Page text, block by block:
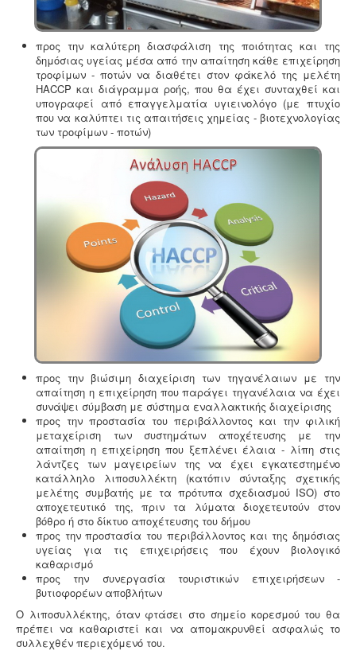
αδειοδοτούνται ως επαγγελματικά εργαστήρια με
προαπαιτούμενη κτηνιατρική άδεια λειτουργίας η
οποία συνοδεύεται από πλήρη μελέτη HACCP,
σύμφωνα με τον ευρωπαϊκό κανονισμό 853/2004.
Νομιμοποίηση γεώτρησης - Όλες οι μεταβιβάσεις
ακινήτων, στα οποία υπάρχει γεώτρηση, εκτελούνται
κατόπιν νομιμοποίησης της γεώτρησης. Για να
προχωρήσει η συμβολαιογραφική πράξη θα πρέπει να
έχει εκδοθεί κωδικός ΕΜΣΥ ενεργού ή ανενεργού
σημείου υδροληψίας
Μελέτη προστασίας δεδομένων πελατών (GDPR)
Στις 25-05-2018 τίθεται σε εφαρμογή ο
ευρωπαϊκός κανονισμός προστασίας δεδομένων
(GDPR), σύμφωνα με τον οποίο όλες οι επιχειρήσεις με
Ευρωπαίους πελάτες (περιλαμβανομένων και των
Ελλήνων) θα πρέπει να μπορούν να αποδείξουν, με την
αναλογούσα μελέτη προστασίας δεδομένων, ότι
συμμορφώνονται με τις νέες απαιτήσεις
Ηλεκτροδότηση αρδευτικών γεωτρήσεων - Για την
ηλεκτροδότηση αγροτικών γεωτρήσεων ή
εγκαταστάσεων και την εφαρμογή χαμηλού αγροτικού
τιμολογίου είναι υποχρεωτική η έκδοση άδειας χρήσης
νερού και του Δελτίου Γεωργοτεχνικών και
Γεωργοοικονομικών Στοιχείων.
προς την καλύτερη διασφάλιση της ποιότητας και της
δημόσιας υγείας μέσα από την απαίτηση κάθε επιχείρηση
τροφίμων - ποτών να διαθέτει στον φάκελό της μελέτη
HACCP και διάγραμμα ροής, που θα έχει συνταχθεί και
υπογραφεί από επαγγελματία υγιεινολόγο (με πτυχίο
που να καλύπτει τις απαιτήσεις χημείας - βιοτεχνολογίας
των τροφίμων - ποτών)
προς την βιώσιμη διαχείριση των τηγανέλαιων με την
απαίτηση η επιχείρηση που παράγει τηγανέλαια να έχει
συνάψει σύμβαση με σύστημα εναλλακτικής διαχείρισης
προς την προστασία του περιβάλλοντος και την φιλική
μεταχείριση των συστημάτων αποχέτευσης με την
απαίτηση η επιχείρηση που ξεπλένει έλαια - λίπη στις
λάντζες των μαγειρείων της να έχει εγκατεστημένο
κατάλληλο λιποσυλλέκτη (κατόπιν σύνταξης σχετικής
μελέτης συμβατής με τα πρότυπα σχεδιασμού ISO) στο
αποχετευτικό της, πριν τα λύματα διοχετευτούν στον
βόθρο ή στο δίκτυο αποχέτευσης του δήμου
προς την προστασία του περιβάλλοντος και της δημόσιας
υγείας για τις επιχειρήσεις που έχουν βιολογικό
καθαρισμό
προς την συνεργασία τουριστικών επιχειρήσεων -
βυτιοφορέων αποβλήτων
Ο λιποσυλλέκτης, όταν φτάσει στο σημείο κορεσμού του θα
πρέπει να καθαριστεί και να απομακρυνθεί ασφαλώς το
συλλεχθέν περιεχόμενό του.